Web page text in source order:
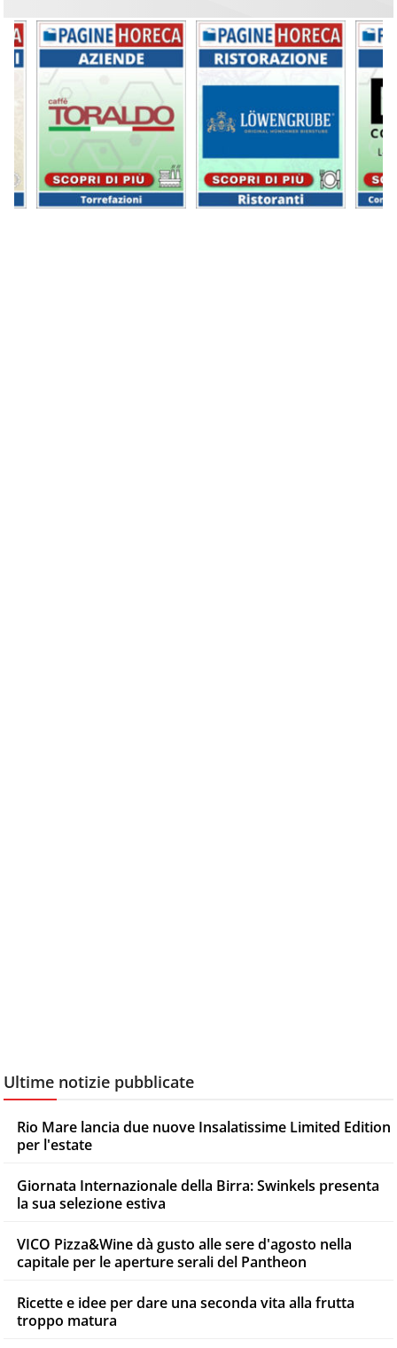
Ultime notizie pubblicate
Rio Mare lancia due nuove Insalatissime Limited Edition
per l'estate
Giornata Internazionale della Birra: Swinkels presenta
la sua selezione estiva
VICO Pizza&Wine dà gusto alle sere d'agosto nella
capitale per le aperture serali del Pantheon
Ricette e idee per dare una seconda vita alla frutta
troppo matura